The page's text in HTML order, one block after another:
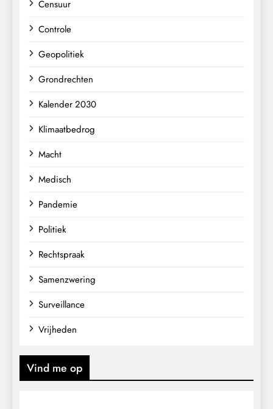
Censuur
Controle
Geopolitiek
Grondrechten
Kalender 2030
Klimaatbedrog
Macht
Medisch
Pandemie
Politiek
Rechtspraak
Samenzwering
Surveillance
Vrijheden
Vind me op